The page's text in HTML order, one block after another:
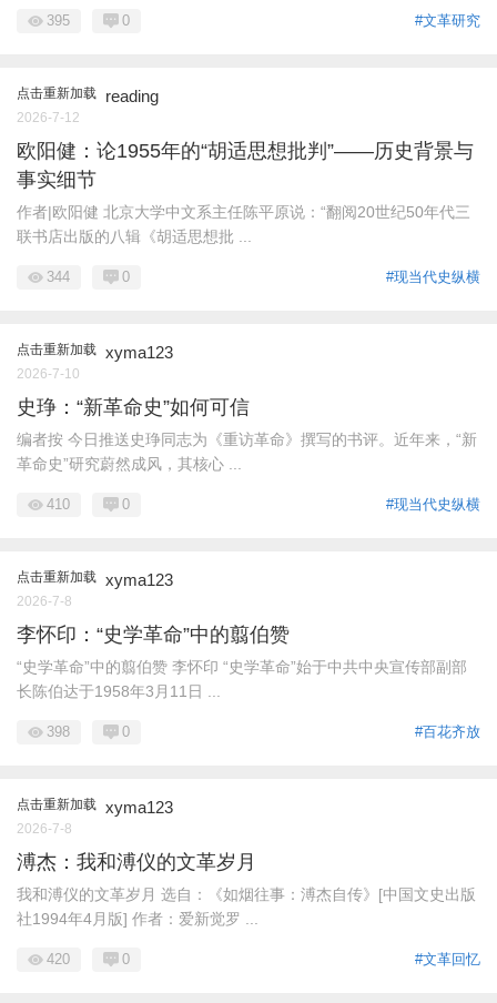
#文革研究
395 0
点击重新加载 reading
2026-7-12
欧阳健：论1955年的“胡适思想批判”——历史背景与
事实细节
作者|欧阳健 北京大学中文系主任陈平原说：“翻阅20世纪50年代三
联书店出版的八辑《胡适思想批 ...
#现当代史纵横
344 0
点击重新加载 xyma123
2026-7-10
史琤：“新革命史”如何可信
编者按 今日推送史琤同志为《重访革命》撰写的书评。近年来，“新
革命史”研究蔚然成风，其核心 ...
#现当代史纵横
410 0
点击重新加载 xyma123
2026-7-8
李怀印：“史学革命”中的翦伯赞
“史学革命”中的翦伯赞 李怀印 “史学革命”始于中共中央宣传部副部
长陈伯达于1958年3月11日 ...
#百花齐放
398 0
点击重新加载 xyma123
2026-7-8
溥杰：我和溥仪的文革岁月
我和溥仪的文革岁月 选自：《如烟往事：溥杰自传》[中国文史出版
社1994年4月版] 作者：爱新觉罗 ...
#文革回忆
420 0